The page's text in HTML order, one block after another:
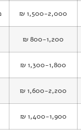
1,500-2,000 ₪
800-1,200 ₪
1,300-1,800 ₪
1,600-2,200 ₪
1,400-1,900 ₪